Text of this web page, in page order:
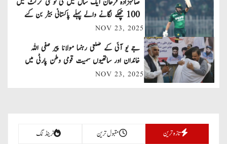
v
i
g
a
100 چھکے لگانے والے پہلے پاکستانی بیٹر بن گئے
NOV 23, 2025
جے یو آئی کے ضلعی رہنما مولانا پیر صفی اللہ
خاندان اور ساتھیوں سمیت قومی وطن پارٹی میں
شامل
NOV 23, 2025
تازہ ترین مقبول ترین ٹرینڈنگ